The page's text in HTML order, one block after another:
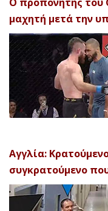
μαχητή μετά την
Αγγλία:
συγκρατούμενο